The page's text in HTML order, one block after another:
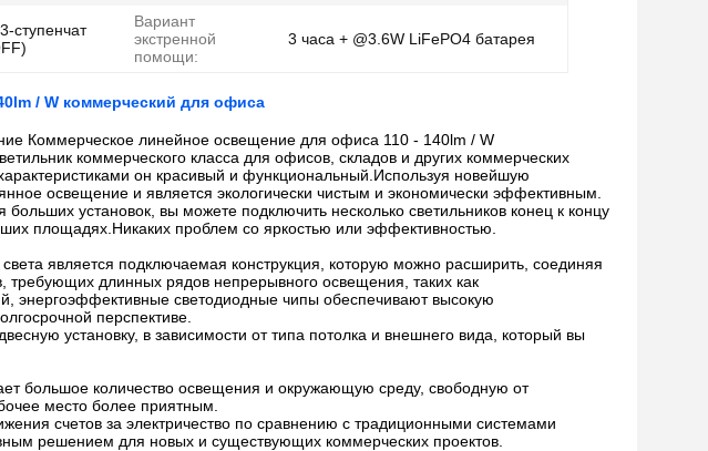
ступенчат
Вариант
экстренной
помощи:
3 часа + @3.6W LiFePO4 батарея
/ W коммерческий для офиса
Коммерческое линейное освещение для офиса 110 - 140lm / W
коммерческого класса для офисов, складов и других коммерческих
он красивый и функциональный.Используя новейшую
освещение и является экологически чистым и экономически эффективным.
установок, вы можете подключить несколько светильников конец к концу
площадях.Никаких проблем со яркостью или эффективностью.
является подключаемая конструкция, которую можно расширить, соединяя
требующих длинных рядов непрерывного освещения, таких как
энергоэффективные светодиодные чипы обеспечивают высокую
перспективе.
установку, в зависимости от типа потолка и внешнего вида, который вы
большое количество освещения и окружающую среду, свободную от
место более приятным.
счетов за электричество по сравнению с традиционными системами
решением для новых и существующих коммерческих проектов.